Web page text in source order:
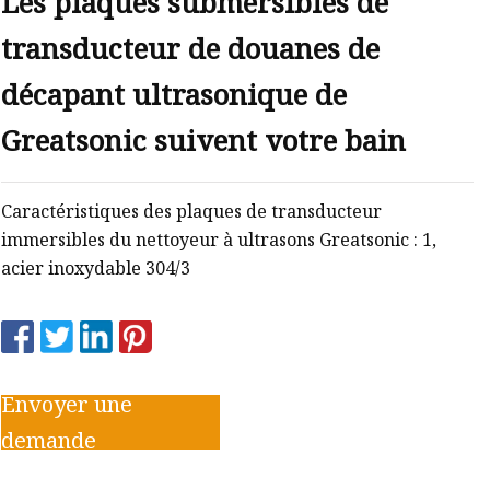
transducteur de douanes de
décapant ultrasonique de
Greatsonic suivent votre bain
Caractéristiques des plaques de transducteur
immersibles du nettoyeur à ultrasons Greatsonic : 1,
acier inoxydable 304/3
Envoyer une
demande